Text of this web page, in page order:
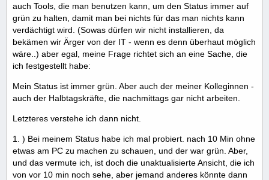
auch Tools, die man benutzen kann, um den Status immer auf
grün zu halten, damit man bei nichts für das man nichts kann
verdächtigt wird. (Sowas dürfen wir nicht installieren, da
bekämen wir Ärger von der IT - wenn es denn überhaut möglich
wäre..) aber egal, meine Frage richtet sich an eine Sache, die
ich festgestellt habe:
Mein Status ist immer grün. Aber auch der meiner Kolleginnen -
auch der Halbtagskräfte, die nachmittags gar nicht arbeiten.
Letzteres verstehe ich dann nicht.
1. ) Bei meinem Status habe ich mal probiert. nach 10 Min ohne
etwas am PC zu machen zu schauen, und der war grün. Aber,
und das vermute ich, ist doch die unaktualisierte Ansicht, die ich
von vor 10 min noch sehe, aber jemand anderes könnte dann